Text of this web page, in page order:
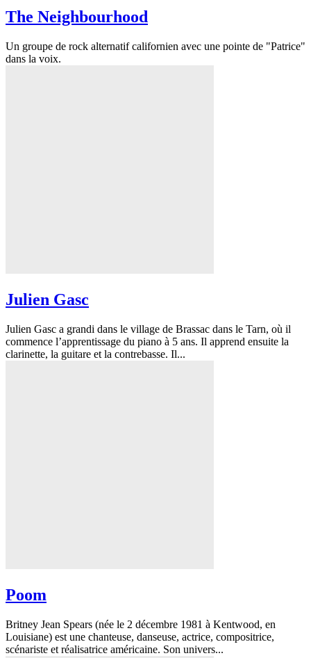
The Neighbourhood
Un groupe de rock alternatif californien avec une pointe de "Patrice"
dans la voix.
Julien Gasc
Julien Gasc a grandi dans le village de Brassac dans le Tarn, où il
commence l’apprentissage du piano à 5 ans. Il apprend ensuite la
clarinette, la guitare et la contrebasse. Il...
Poom
Britney Jean Spears (née le 2 décembre 1981 à Kentwood, en
Louisiane) est une chanteuse, danseuse, actrice, compositrice,
scénariste et réalisatrice américaine. Son univers...